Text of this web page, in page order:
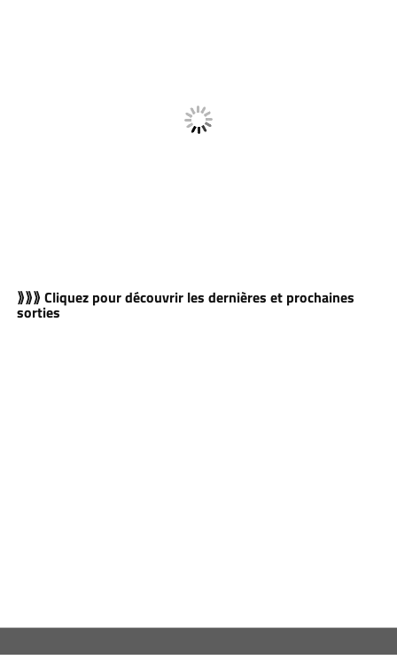
⟫⟫⟫ Cliquez pour découvrir les dernières et prochaines
sorties